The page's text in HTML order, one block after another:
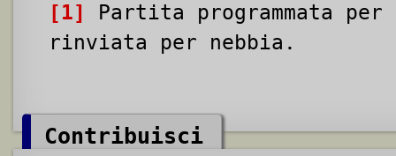
[1]
Partita programmata
rinviata per nebbia.
Contribuisci